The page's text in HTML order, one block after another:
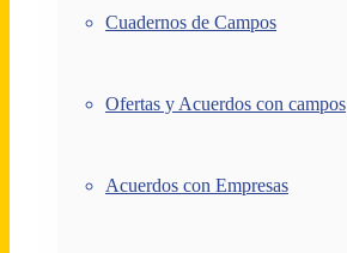
Cuadernos de Campos
Ofertas y Acuerdos con campos
Acuerdos con Empresas